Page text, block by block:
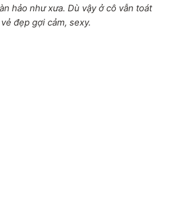
hảo như xưa. Dù vậy ở cô vẫn toát
đẹp gợi cảm, sexy.